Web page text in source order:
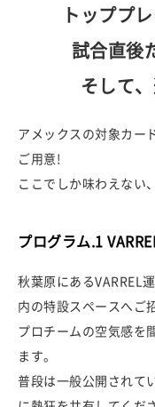
トッププ
試合直後
そして
アメックスの対象カー
ご用意!
ここでしか味わえない
プログラム.1
秋葉原にあるVARREL
内の特設スペースへご
プロチームの空気感を
ます。
普段は一般公開されて